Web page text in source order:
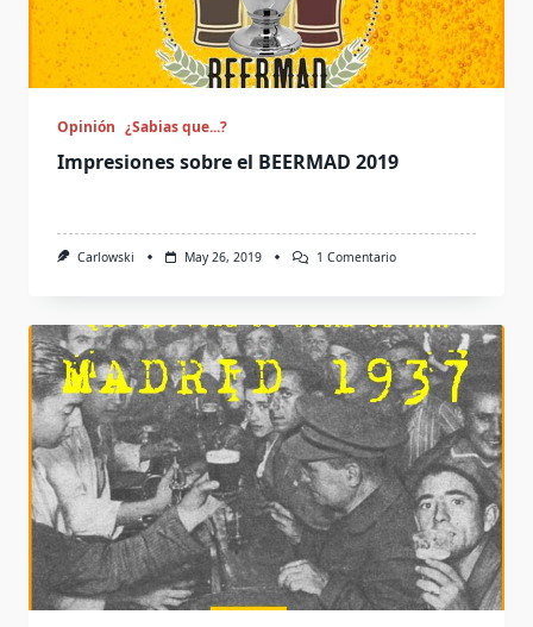
Opinión ¿Sabias que...?
Impresiones sobre el BEERMAD 2019
Carlowski May 26, 2019 1 ComentarioEn
BEERMAD
2019